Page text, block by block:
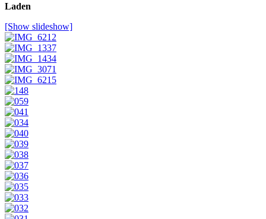
Laden
[Show slideshow]